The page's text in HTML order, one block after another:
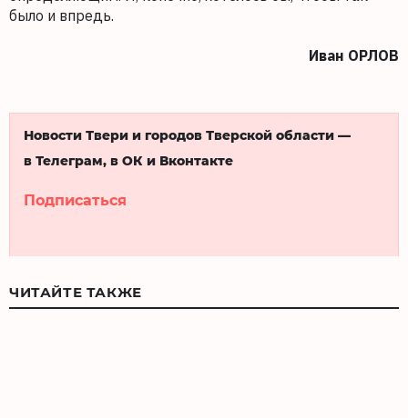
было и впредь.
Иван ОРЛОВ
Новости Твери и городов Тверской области —
в Телеграм, в ОК и Вконтакте
Подписаться
ЧИТАЙТЕ ТАКЖЕ